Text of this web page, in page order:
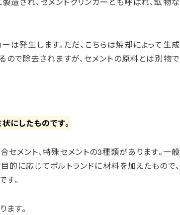
発生します。ただ、こちらは焼却によって生成
ので除去されますが、セメントの原料とは別物で
にしたものです。
セメント、特殊セメントの3種類があります。一般
的に応じてポルトランドに材料を加えたもので、
。
ます。